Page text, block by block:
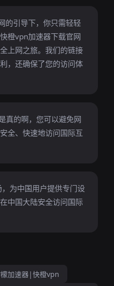
的引导下，你只需轻轻
橙vpn加速器下载官网
上网之旅。我们的链接
，还确保了您的访问体
真的啊，您可以避免网
全、快速地访问国际互
为中国用户提供专门设
中国大陆安全访问国际
加速器|快橙vpn